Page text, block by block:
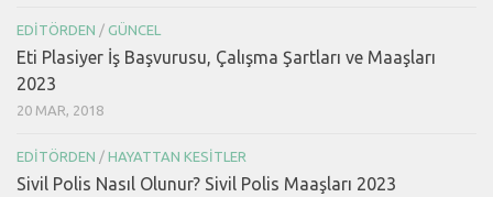
EDITÖRDEN / GÜNCEL
Eti Plasiyer İş Başvurusu, Çalışma Şartları ve Maaşları
2023
20 MAR, 2018
EDITÖRDEN / HAYATTAN KESITLER
Sivil Polis Nasıl Olunur? Sivil Polis Maaşları 2023